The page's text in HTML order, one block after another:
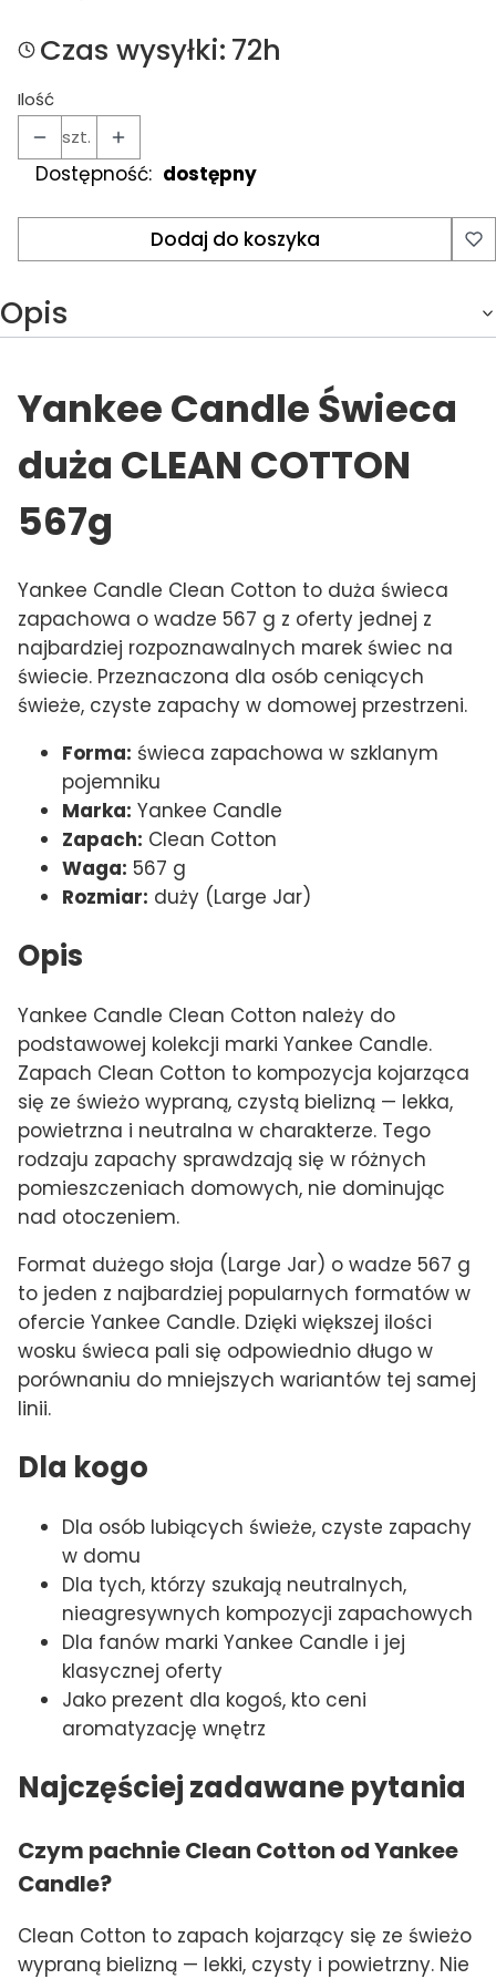
Czas wysyłki:72h
Ilość
szt.
Dostępność: dostępny
Dodaj do koszyka
Opis
Yankee Candle Świeca
duża CLEAN COTTON
567g
Yankee Candle Clean Cotton to duża świeca
zapachowa o wadze 567 g z oferty jednej z
najbardziej rozpoznawalnych marek świec na
świecie. Przeznaczona dla osób ceniących
świeże, czyste zapachy w domowej przestrzeni.
Forma: świeca zapachowa w szklanym
pojemniku
Marka: Yankee Candle
Zapach: Clean Cotton
Waga: 567 g
Rozmiar: duży (Large Jar)
Opis
Yankee Candle Clean Cotton należy do
podstawowej kolekcji marki Yankee Candle.
Zapach Clean Cotton to kompozycja kojarząca
się ze świeżo wypraną, czystą bielizną — lekka,
powietrzna i neutralna w charakterze. Tego
rodzaju zapachy sprawdzają się w różnych
pomieszczeniach domowych, nie dominując
nad otoczeniem.
Format dużego słoja (Large Jar) o wadze 567 g
to jeden z najbardziej popularnych formatów w
ofercie Yankee Candle. Dzięki większej ilości
wosku świeca pali się odpowiednio długo w
porównaniu do mniejszych wariantów tej samej
linii.
Dla kogo
Dla osób lubiących świeże, czyste zapachy
w domu
Dla tych, którzy szukają neutralnych,
nieagresywnych kompozycji zapachowych
Dla fanów marki Yankee Candle i jej
klasycznej oferty
Jako prezent dla kogoś, kto ceni
aromatyzację wnętrz
Najczęściej zadawane pytania
Czym pachnie Clean Cotton od Yankee
Candle?
Clean Cotton to zapach kojarzący się ze świeżo
wypraną bielizną — lekki, czysty i powietrzny. Nie